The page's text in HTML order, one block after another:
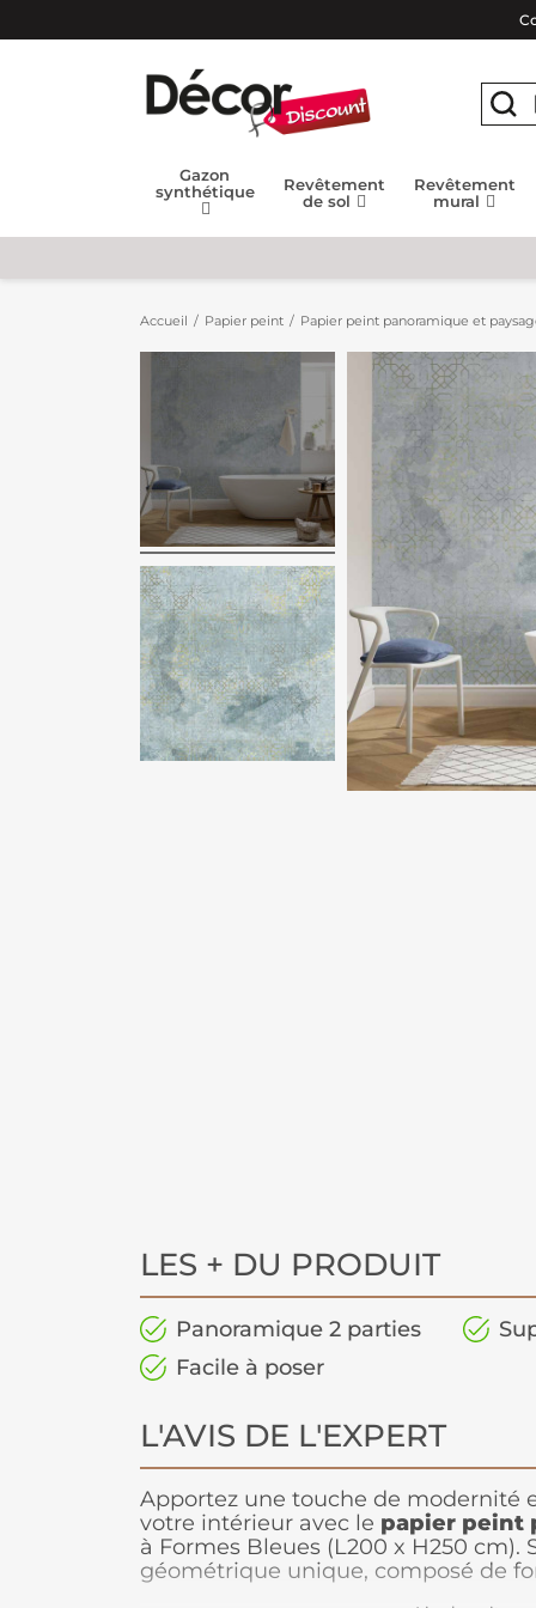
Gazon
synthétique
Revêtement
de sol
Revêtement
mural
Accueil Papier peint Papier peint panoramique et
LES + DU PRODUIT
Panoramique 2 parties
Facile à poser
L'AVIS DE L'EXPERT
Apportez une touche de modernité
votre intérieur avec le papier peint
à Formes Bleues (L200 x H250 cm).
géométrique unique, composé de